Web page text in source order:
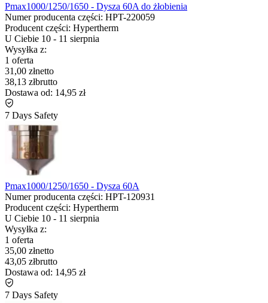
Pmax1000/1250/1650 - Dysza 60A do żłobienia
Numer producenta części: HPT-220059
Producent części: Hypertherm
U Ciebie 10 - 11 sierpnia
Wysyłka z:
1 oferta
31,00 złnetto
38,13 złbrutto
Dostawa od: 14,95 zł
7 Days Safety
Pmax1000/1250/1650 - Dysza 60A
Numer producenta części: HPT-120931
Producent części: Hypertherm
U Ciebie 10 - 11 sierpnia
Wysyłka z:
1 oferta
35,00 złnetto
43,05 złbrutto
Dostawa od: 14,95 zł
7 Days Safety